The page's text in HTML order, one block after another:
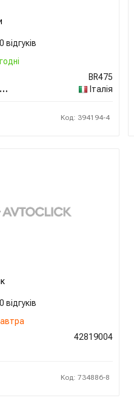
0 відгуків
BR475
MAGNETI MARELLI
Італія
Код: 394194-4
0 відгуків
42819004
Код: 734886-8